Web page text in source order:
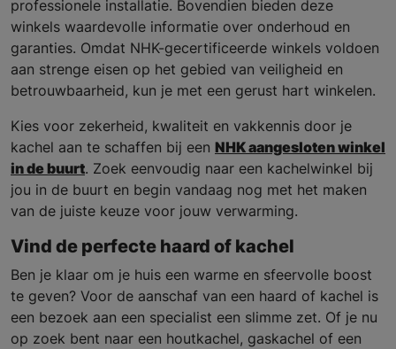
professionele installatie. Bovendien bieden deze
winkels waardevolle informatie over onderhoud en
garanties. Omdat NHK-gecertificeerde winkels voldoen
aan strenge eisen op het gebied van veiligheid en
betrouwbaarheid, kun je met een gerust hart winkelen.
Kies voor zekerheid, kwaliteit en vakkennis door je
kachel aan te schaffen bij een NHK aangesloten winkel
in de buurt. Zoek eenvoudig naar een kachelwinkel bij
jou in de buurt en begin vandaag nog met het maken
van de juiste keuze voor jouw verwarming.
Vind de perfecte haard of kachel
Ben je klaar om je huis een warme en sfeervolle boost
te geven? Voor de aanschaf van een haard of kachel is
een bezoek aan een specialist een slimme zet. Of je nu
op zoek bent naar een houtkachel, gaskachel of een